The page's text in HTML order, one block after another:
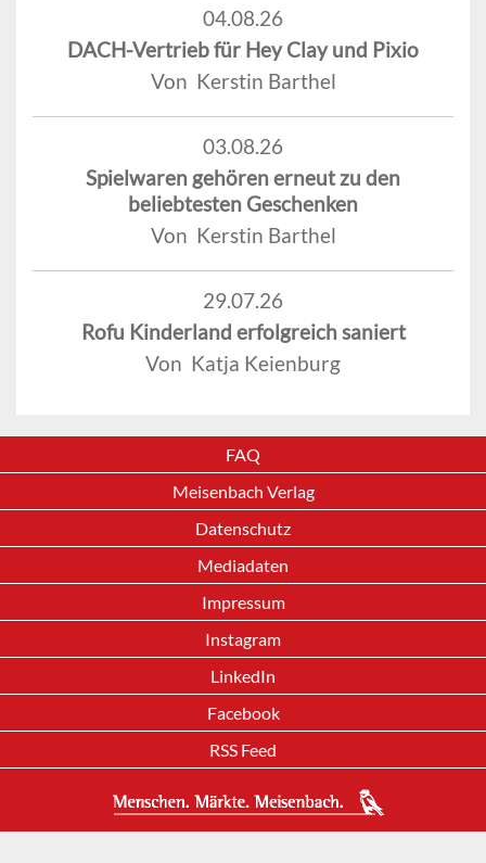
04.08.26
DACH-Vertrieb für Hey Clay und Pixio
Von Kerstin Barthel
03.08.26
Spielwaren gehören erneut zu den
beliebtesten Geschenken
Von Kerstin Barthel
29.07.26
Rofu Kinderland erfolgreich saniert
Von Katja Keienburg
FAQ
Meisenbach Verlag
Datenschutz
Mediadaten
Impressum
Instagram
LinkedIn
Facebook
RSS Feed